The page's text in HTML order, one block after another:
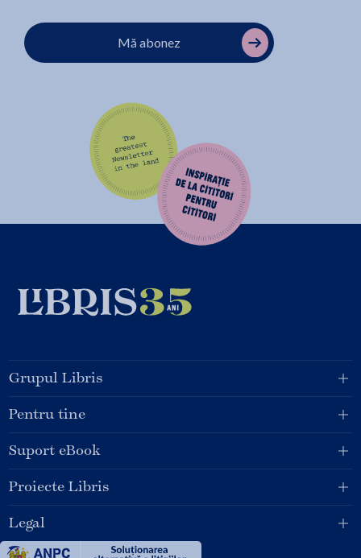
Mă abonez
Grupul Libris
Pentru tine
Suport eBook
Proiecte Libris
Legal